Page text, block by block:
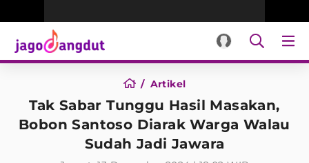
Artikel
Tak Sabar Tunggu Hasil Masakan,
Bobon Santoso Diarak Warga Walau
Sudah Jadi Jawara